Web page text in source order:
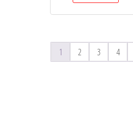
1 2 3 4